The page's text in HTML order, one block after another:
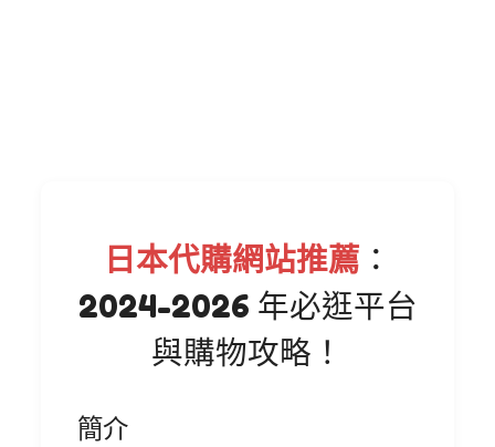
日本代購網站推薦 ：
2024-2026 年必逛平台
與購物攻略！
簡介